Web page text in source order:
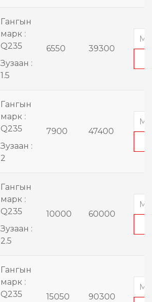
Гангын
марк :
Q235
Зузаан :
1.5
6550 39300
Гангын
марк :
Q235
Зузаан :
2
7900 47400
Гангын
марк :
Q235
Зузаан :
2.5
10000 60000
Гангын
марк :
Q235
15050 90300